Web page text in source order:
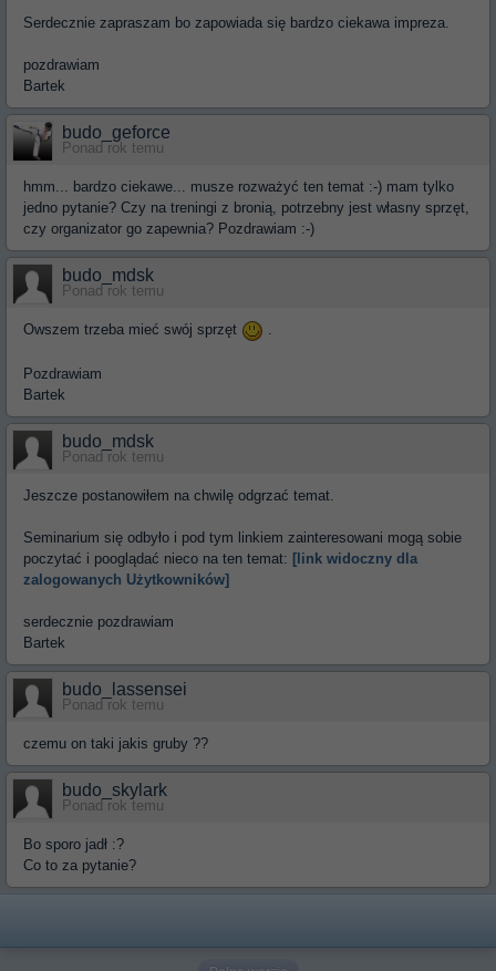
Serdecznie zapraszam bo zapowiada się bardzo ciekawa impreza.
pozdrawiam
Bartek
budo_geforce
Ponad rok temu
hmm... bardzo ciekawe... musze rozważyć ten temat :-) mam tylko
jedno pytanie? Czy na treningi z bronią, potrzebny jest własny sprzęt,
czy organizator go zapewnia? Pozdrawiam :-)
budo_mdsk
Ponad rok temu
Owszem trzeba mieć swój sprzęt .
Pozdrawiam
Bartek
budo_mdsk
Ponad rok temu
Jeszcze postanowiłem na chwilę odgrzać temat.
Seminarium się odbyło i pod tym linkiem zainteresowani mogą sobie
poczytać i pooglądać nieco na ten temat: [link widoczny dla
zalogowanych Użytkowników]
serdecznie pozdrawiam
Bartek
budo_lassensei
Ponad rok temu
czemu on taki jakis gruby ??
budo_skylark
Ponad rok temu
Bo sporo jadł :?
Co to za pytanie?